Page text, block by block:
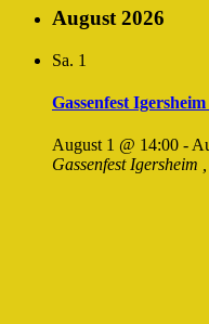
August 2026
Sa. 1
Gassenfest Igersheim
August 1 @ 14:00 -
Gassenfest Igersheim